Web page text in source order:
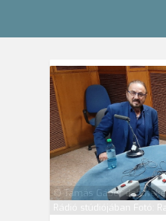
© Tamás Gábor
Rádió stúdiójában Fotó: